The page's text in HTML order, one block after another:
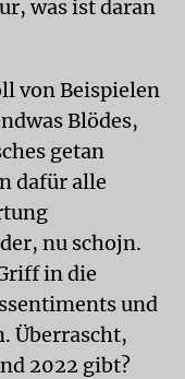
was ist daran
von Beispielen
Blödes,
getan
dafür alle
nu schojn.
in die
und
Überrascht,
2022 gibt?